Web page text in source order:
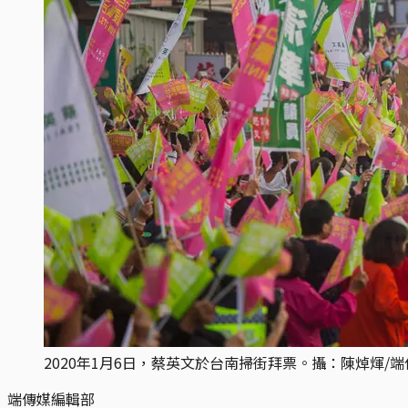
2020年1月6日，蔡英文於台南掃街拜票。攝：陳焯煇/
端傳媒編輯部